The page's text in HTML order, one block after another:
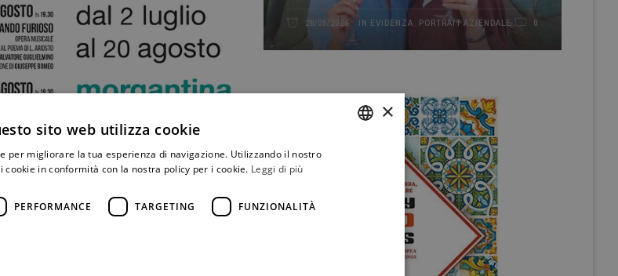
provincia di Enna. Restaurato nel 2005,
risalgono alla fine degli anni
28/05/2026 IN EVIDENZA PORTRAIT AZIENDALE 0
×
sito web utilizza cookie
per migliorare la tua esperienza di navigazione. Utilizzando il nostro
cookie in conformità con la nostra policy per i cookie. Leggi di più
PERFORMANCE TARGETING FUNZIONALITÀ